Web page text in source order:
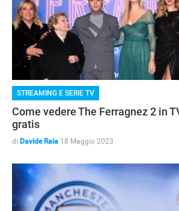
STREAMING E SERIE TV
Come vedere The Ferragnez 2 in
gratis
di Davide Raia 18 Maggio 2023